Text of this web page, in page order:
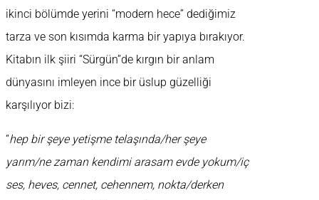
ikinci bölümde yerini “modern hece” dediğimiz
tarza ve son kısımda karma bir yapıya bırakıyor.
Kitabın ilk şiiri “Sürgün”de kırgın bir anlam
dünyasını imleyen ince bir üslup güzelliği
karşılıyor bizi:
“hep bir şeye yetişme telaşında/her şeye
yarım/ne zaman kendimi arasam evde yokum/iç
ses, heves, cennet, cehennem, nokta/derken